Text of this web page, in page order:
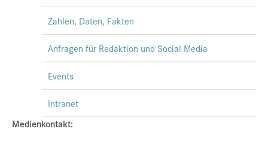
Zahlen, Daten, Fakten
Anfragen für Redaktion und Social Media
Events
Intranet
Medienkontakt: